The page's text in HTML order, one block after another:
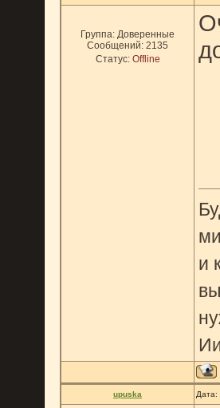
Группа: Доверенные
Сообщений: 2135
Статус: Offline
и
upuska